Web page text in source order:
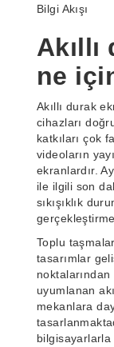
Bilgi Akışı
ne
Akıllı durak
cihazları
katkıları çok
videoların
ekranlardır.
ile ilgili son
sıkışıklık
Toplu
tasarımlar
uyumlanan
mekanlara